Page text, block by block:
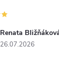
Renata
26.07.2026